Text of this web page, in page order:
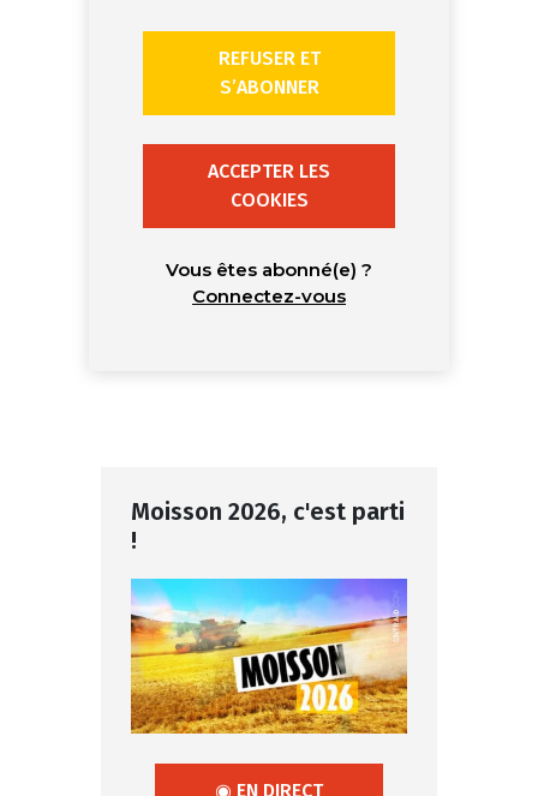
REFUSER ET
S’ABONNER
ACCEPTER LES
COOKIES
Vous êtes abonné(e) ?
Connectez-vous
Moisson 2026, c'est parti
!
◉ EN DIRECT